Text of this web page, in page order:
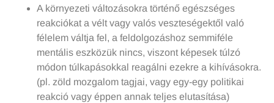
A környezeti változásokra történő egészséges
reakciókat a vélt vagy valós veszteségektől való
félelem váltja fel, a feldolgozáshoz semmiféle
mentális eszközük nincs, viszont képesek túlzó
módon túlkapásokkal reagálni ezekre a kihívásokra.
(pl. zöld mozgalom tagjai, vagy egy-egy politikai
reakció vagy éppen annak teljes elutasítása)